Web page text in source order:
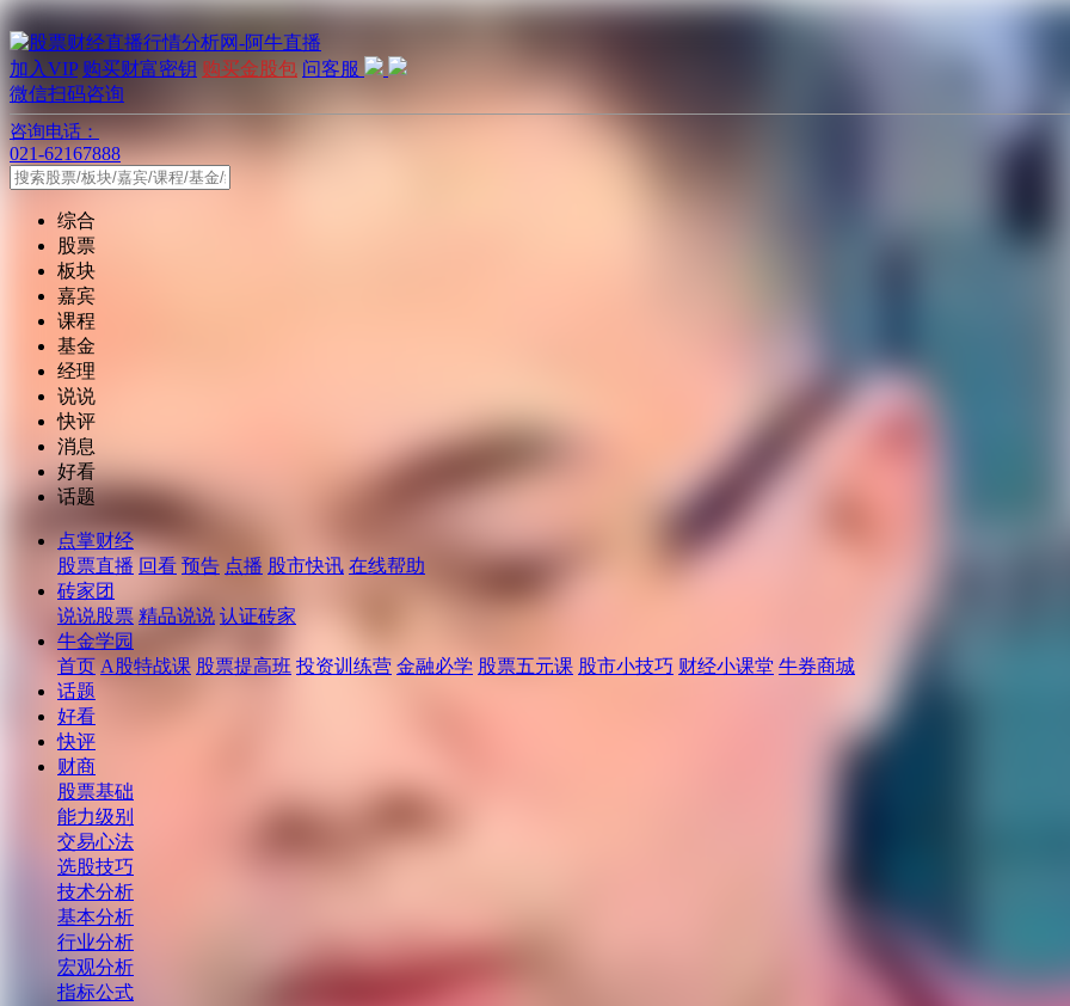
加入VIP 购买财富密钥 购买金股包 问客服
微信扫码咨询
咨询电话：
021-62167888
综合
股票
板块
嘉宾
课程
基金
经理
说说
快评
消息
好看
话题
点掌财经
股票直播 回看 预告 点播 股市快讯 在线帮助
砖家团
说说股票 精品说说 认证砖家
牛金学园
首页 A股特战课 股票提高班 投资训练营 金融必学 股票五元课 股市小技巧 财经小课堂 牛券商城
话题
好看
快评
财商
股票基础
能力级别
交易心法
选股技巧
技术分析
基本分析
行业分析
宏观分析
指标公式